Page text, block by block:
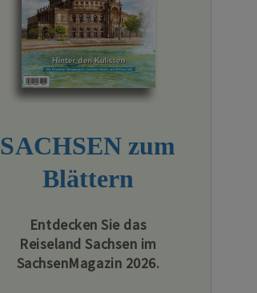
SACHSEN zum
Blättern
Entdecken Sie das
Reiseland Sachsen im
SachsenMagazin 2026.